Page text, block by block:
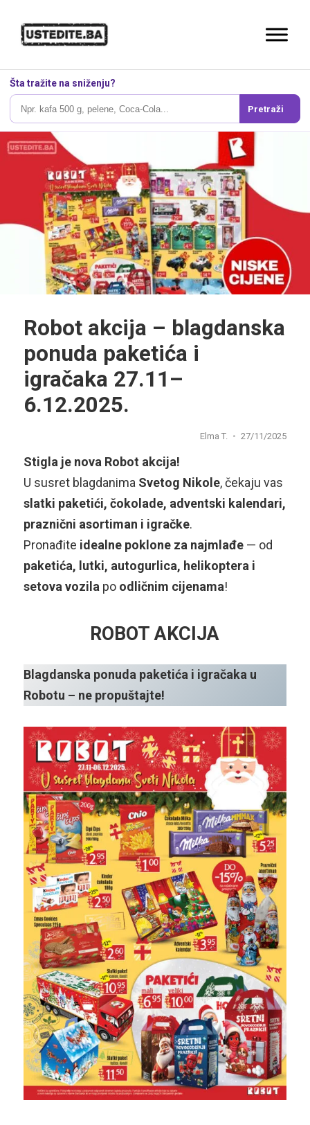
Šta tražite na sniženju?
Pretraži
Robot akcija – blagdanska
ponuda paketića i
igračaka 27.11–
6.12.2025.
Elma T. 27/11/2025
Stigla je nova Robot akcija!
U susret blagdanima Svetog Nikole, čekaju vas
slatki paketići, čokolade, adventski kalendari,
praznični asortiman i igračke.
Pronađite idealne poklone za najmlađe— od
paketića, lutki, autogurlica, helikoptera i
setova vozila po odličnim cijenama!
ROBOT AKCIJA
Blagdanska ponuda paketića i igračaka u
Robotu – ne propuštajte!